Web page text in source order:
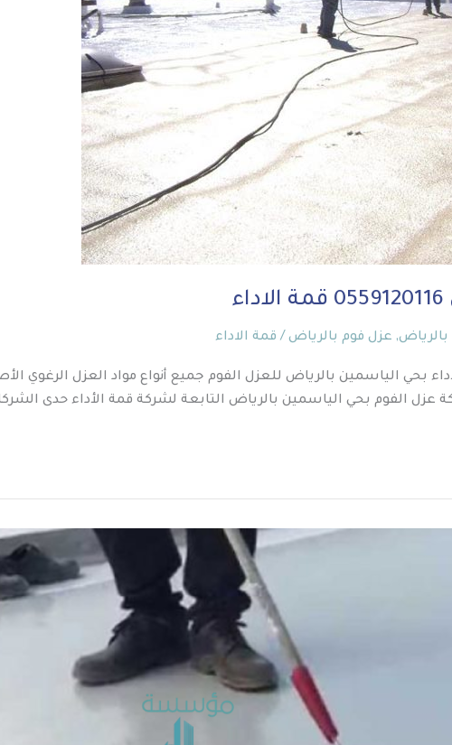
, عزل فوم بالرياض / قمة الاداء
بحي الياسمين بالرياض للعزل الفوم جميع أنواع مواد العزل الرغوي
عزل الفوم بحي الياسمين بالرياض التابعة لشركة قمة الأداء حدى